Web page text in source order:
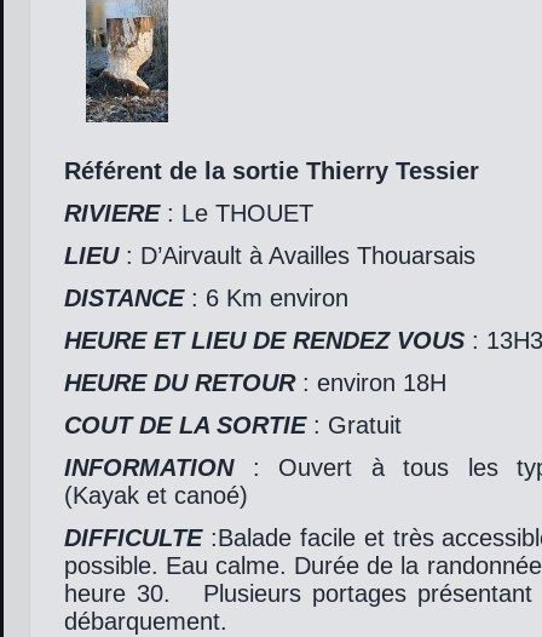
Référent de la sortie Thierry Tessier
RIVIERE : Le THOUET
LIEU : D’Airvault à Availles Thouarsais
DISTANCE: 6 Km environ
HEURE ET LIEU DE RENDEZ VOUS :
HEURE DU RETOUR: environ 18H
COUT DE LA SORTIE: Gratuit
INFORMATION: Ouvert à tous les
(Kayak et canoé)
DIFFICULTE :Balade facile et très
possible. Eau calme. Durée de la
heure 30. Plusieurs portages présentant
débarquement.